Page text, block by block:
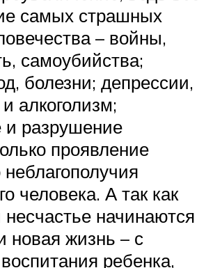
самых страшных
– войны,
самоубийства;
болезни; депрессии,
алкоголизм;
и разрушение
проявление
неблагополучия
человека. А так как
начинаются
новая жизнь – с
ребенка,